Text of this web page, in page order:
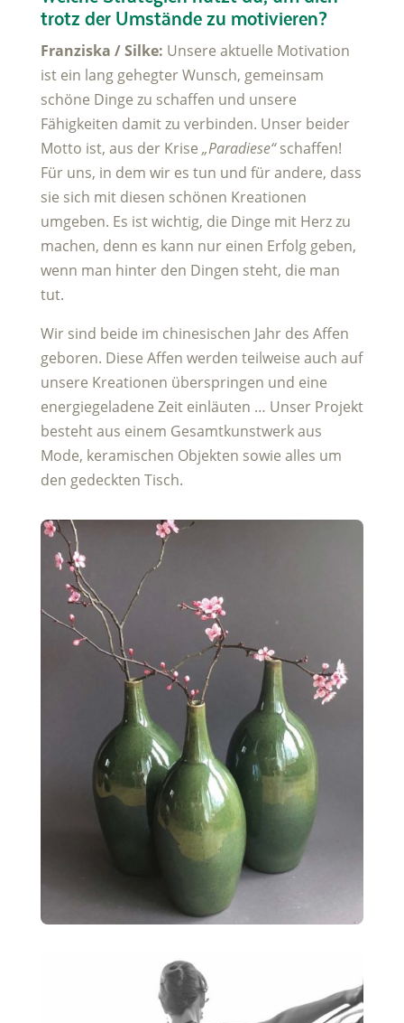
trotz der Umstände zu motivieren?
Franziska / Silke: Unsere aktuelle Motivation
ist ein lang gehegter Wunsch, gemeinsam
schöne Dinge zu schaffen und unsere
Fähigkeiten damit zu verbinden. Unser beider
Motto ist, aus der Krise „Paradiese“schaffen!
Für uns, in dem wir es tun und für andere, dass
sie sich mit diesen schönen Kreationen
umgeben. Es ist wichtig, die Dinge mit Herz zu
machen, denn es kann nur einen Erfolg geben,
wenn man hinter den Dingen steht, die man
tut.
Wir sind beide im chinesischen Jahr des Affen
geboren. Diese Affen werden teilweise auch auf
unsere Kreationen überspringen und eine
energiegeladene Zeit einläuten … Unser Projekt
besteht aus einem Gesamtkunstwerk aus
Mode, keramischen Objekten sowie alles um
den gedeckten Tisch.